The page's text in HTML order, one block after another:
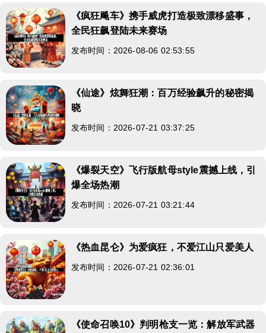
《疯狂飚车》携手威虎打造极致漂移盛事，
全民狂飙登陆未来赛场
发布时间：2026-08-06 02:53:55
《仙途》炫舞狂潮：百万经验飙升的秘密揭
晓
发布时间：2026-07-21 03:37:25
《爆裂天空》飞行版航母style震撼上线，引
爆全场热潮
发布时间：2026-07-21 03:21:44
《热血昆仑》为爱疯狂，不爱江山只爱美人
发布时间：2026-07-21 02:36:01
《使命召唤10》判明枪支一览：解放军武器